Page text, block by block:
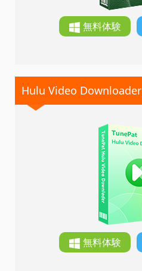
無料体験
Hulu Video Downloader
無料体験